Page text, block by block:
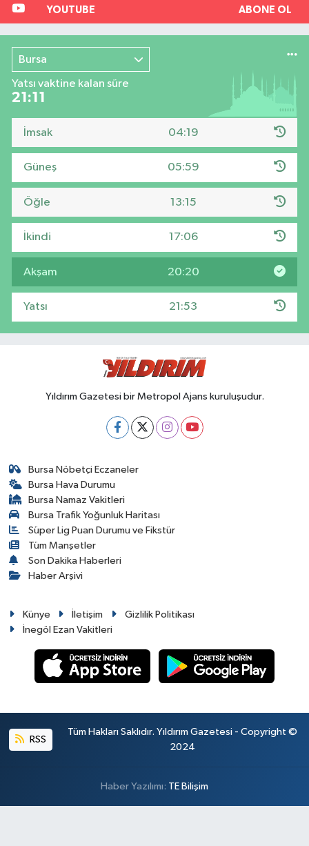
YOUTUBE ABONE OL
Bursa
Yatsı vaktine kalan süre
21:10
İmsak 04:19
Güneş 05:59
Öğle 13:15
İkindi 17:06
Akşam 20:20
Yatsı 21:53
Yıldırım Gazetesi bir Metropol Ajans kuruluşudur.
Bursa Nöbetçi Eczaneler
Bursa Hava Durumu
Bursa Namaz Vakitleri
Bursa Trafik Yoğunluk Haritası
Süper Lig Puan Durumu ve Fikstür
Tüm Manşetler
Son Dakika Haberleri
Haber Arşivi
Künye İletişim
Gizlilik Politikası
İnegöl Ezan Vakitleri
RSS
Tüm Hakları Saklıdır. Yıldırım Gazetesi - Copyright ©
2024
Haber Yazılımı: TE Bilişim